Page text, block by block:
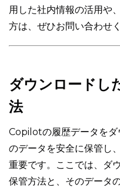
用した社内情報の活用や
方は、ぜひお問い合わせ
ダウンロードし
法
Copilotの履歴データをダ
のデータを安全に保管し
重要です。ここでは、ダ
保管方法と、そのデータ